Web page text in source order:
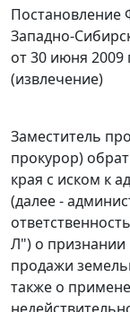
Постановление
Западно-
от 30 июня 2009
(извлечение)
Заместитель
прокурор)
края с иском к
(далее -
Л") о признании
продажи
также о